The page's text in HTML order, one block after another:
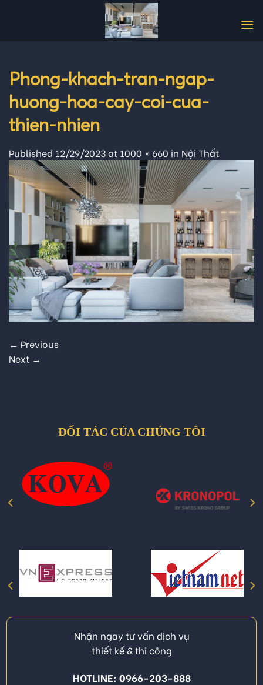
Phong-khach-tran-ngap-
huong-hoa-cay-coi-cua-
thien-nhien
Published 12/29/2023at 1000 × 660 in Nội Thất
← Previous
Next →
ĐỐI TÁC CỦA CHÚNG TÔI
Nhận ngay tư vấn dịch vụ
thiết kế & thi công
HOTLINE: 0966-203-888